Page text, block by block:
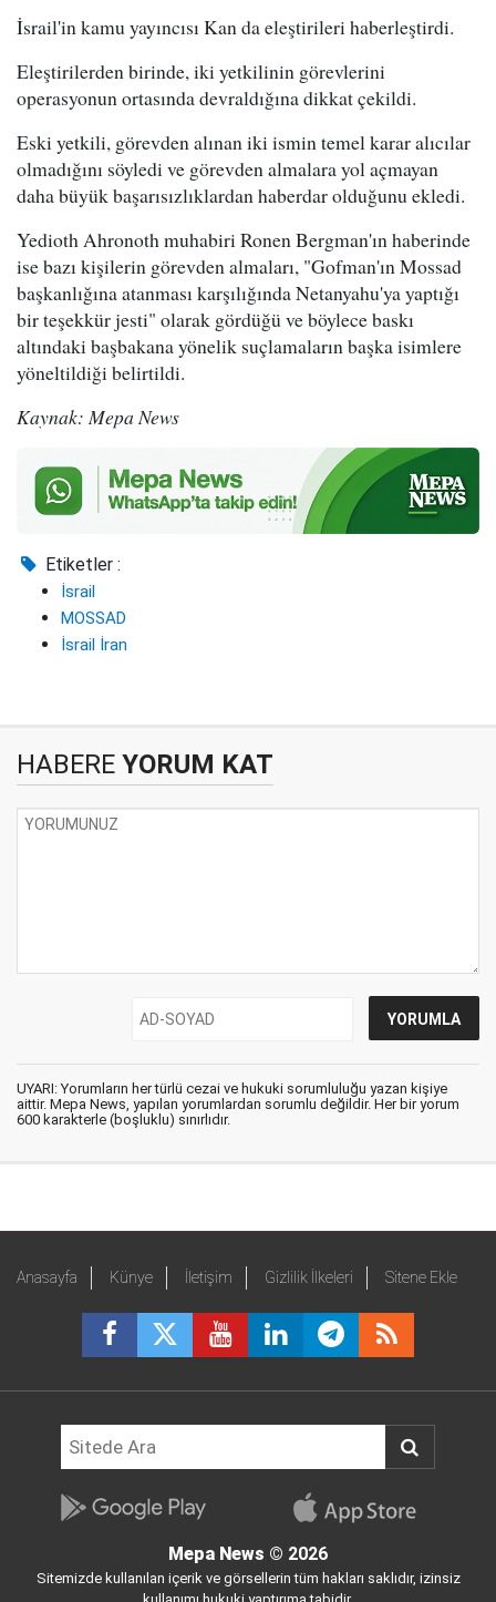
İsrail'in kamu yayıncısı Kan da eleştirileri haberleştirdi.
Eleştirilerden birinde, iki yetkilinin görevlerini
operasyonun ortasında devraldığına dikkat çekildi.
Eski yetkili, görevden alınan iki ismin temel karar alıcılar
olmadığını söyledi ve görevden almalara yol açmayan
daha büyük başarısızlıklardan haberdar olduğunu ekledi.
Yedioth Ahronoth muhabiri Ronen Bergman'ın haberinde
ise bazı kişilerin görevden almaları, "Gofman'ın Mossad
başkanlığına atanması karşılığında Netanyahu'ya yaptığı
bir teşekkür jesti" olarak gördüğü ve böylece baskı
altındaki başbakana yönelik suçlamaların başka isimlere
yöneltildiği belirtildi.
Kaynak: Mepa News
Etiketler :
İsrail
MOSSAD
İsrail İran
HABERE YORUM KAT
UYARI: Yorumların her türlü cezai ve hukuki sorumluluğu yazan kişiye
aittir. Mepa News, yapılan yorumlardan sorumlu değildir. Her bir yorum
600 karakterle (boşluklu) sınırlıdır.
Anasayfa Künye İletişim Gizlilik İlkeleri Sitene Ekle
Mepa News © 2026
Sitemizde kullanılan içerik ve görsellerin tüm hakları saklıdır, izinsiz